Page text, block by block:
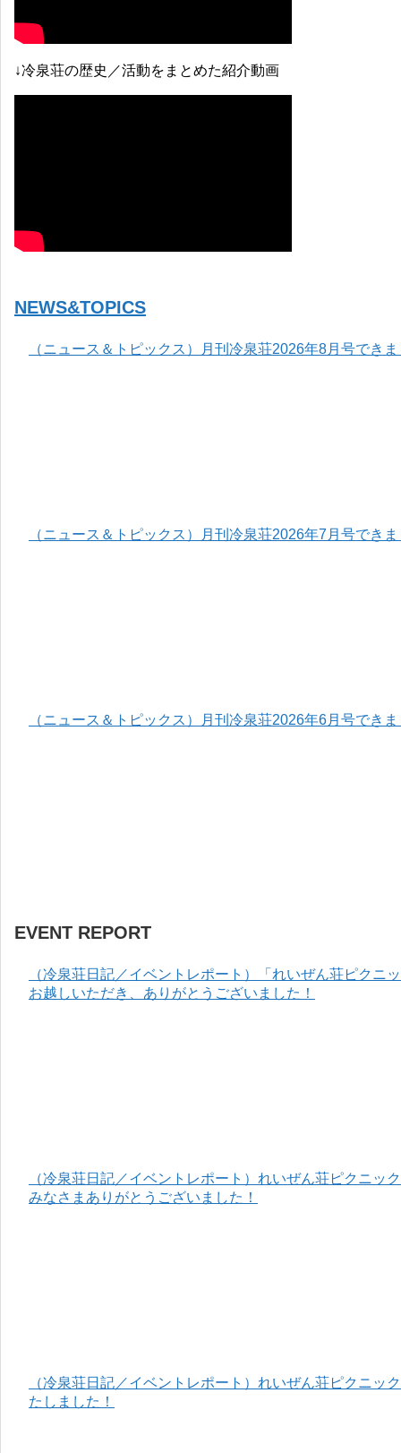
↓冷泉荘の歴史／活動をまとめた紹介動画
NEWS&TOPICS
（ニュース＆トピックス）月刊冷泉荘2026年8月号でき
（ニュース＆トピックス）月刊冷泉荘2026年7月号でき
（ニュース＆トピックス）月刊冷泉荘2026年6月号でき
EVENT REPORT
（冷泉荘日記／イベントレポート）「れいぜん荘ピクニ
お越しいただき、ありがとうございました！
（冷泉荘日記／イベントレポート）れいぜん荘ピクニッ
みなさまありがとうございました！
（冷泉荘日記／イベントレポート）れいぜん荘ピクニッ
たしました！